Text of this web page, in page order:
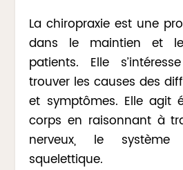
La chiropraxie est une
dans le maintien et
patients. Elle
trouver les causes des
et symptômes. Elle agit
corps en raisonnant à
nerveux, le système
squelettique.